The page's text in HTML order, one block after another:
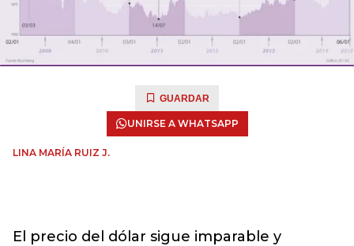
GUARDAR
UNIRSE A WHATSAPP
LINA MARÍA RUIZ J.
El precio del dólar sigue imparable y